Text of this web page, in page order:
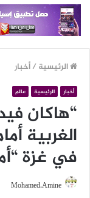
الرئيسية /أخبار
أخبار الرئيسية عالم
“هاكان
الغربية
في غزة
Mohamed.Amine